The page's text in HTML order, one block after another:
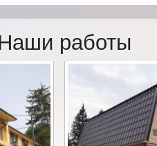
работы